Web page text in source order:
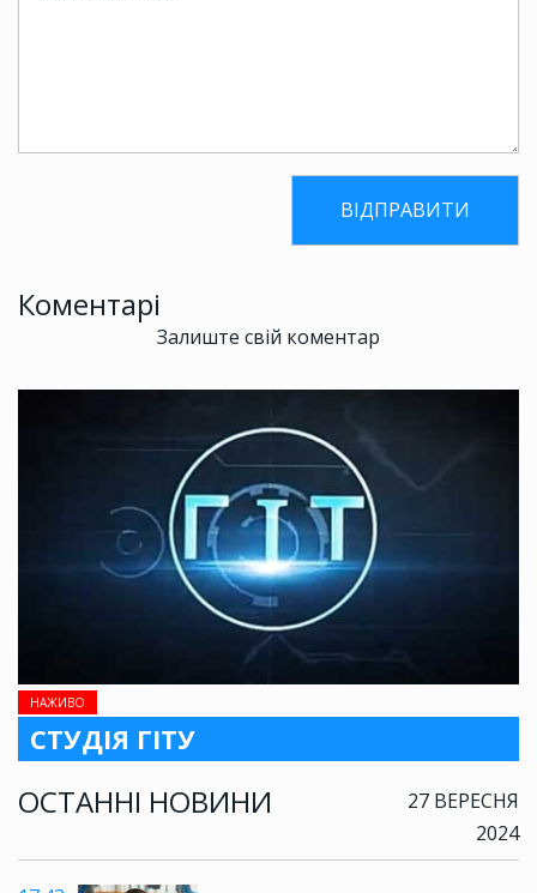
НАЖИВО
СТУДІЯ ГІТУ
ОСТАННІ НОВИНИ
27 ВЕРЕСНЯ
2024
Коментарі
Залиште свій коментар